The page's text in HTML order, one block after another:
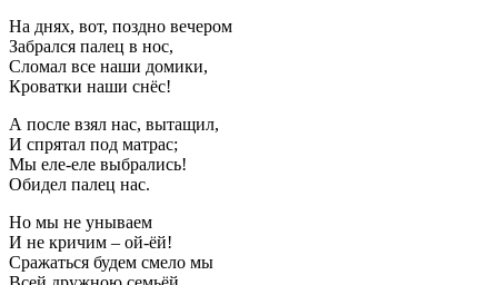
На днях, вот, поздно вечером
Забрался палец в нос,
Сломал все наши домики,
Кроватки наши снёс!
А после взял нас, вытащил,
И спрятал под матрас;
Мы еле-еле выбрались!
Обидел палец нас.
Но мы не унываем
И не кричим – ой-ёй!
Сражаться будем смело мы